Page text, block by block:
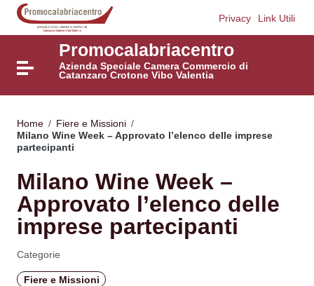
Vai ai contenuti
Vai al menu di navigazione
Vai al footer
Privacy Link Utili
Attiva / disattiva la navigazione
Promocalabriacentro
Azienda Speciale Camera Commercio di
Catanzaro Crotone Vibo Valentia
Home / Fiere e Missioni /
Milano Wine Week – Approvato l’elenco delle imprese
partecipanti
Milano Wine Week –
Approvato l’elenco delle
imprese partecipanti
Categorie
Fiere e Missioni